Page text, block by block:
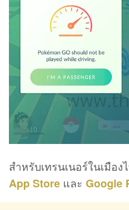
สำหรับเทรนเนอร์ในเมือ
App Store และ Google